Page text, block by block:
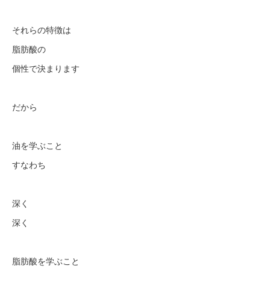
それらの特徴は
脂肪酸の
個性で決まります
だから
油を学ぶこと
すなわち
深く
深く
脂肪酸を学ぶこと